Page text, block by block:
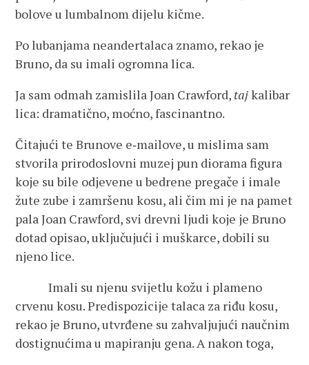
bolove u lumbalnom dijelu kičme.
Po lubanjama neandertalaca znamo, rekao je
Bruno, da su imali ogromna lica.
Ja sam odmah zamislila Joan Crawford, tajkalibar
lica: dramatično, moćno, fascinantno.
Čitajući te Brunove e‑mailove, u mislima sam
stvorila prirodoslovni muzej pun diorama figura
koje su bile odjevene u bedrene pregače i imale
žute zube i zamršenu kosu, ali čim mi je na pamet
pala Joan Crawford, svi drevni ljudi koje je Bruno
dotad opisao, uključujući i muškarce, dobili su
njeno lice.
Imali su njenu svijetlu kožu i plameno
crvenu kosu. Predispozicije talaca za riđu kosu,
rekao je Bruno, utvrđene su zahvaljujući naučnim
dostignućima u mapiranju gena. A nakon toga,